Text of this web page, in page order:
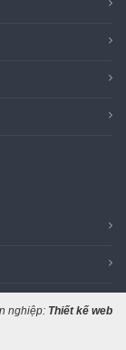
nghiệp: Thiết kế web